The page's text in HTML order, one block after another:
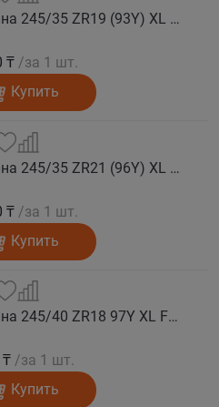
CONTINENTAL Автошина 245/35 ZR19 (93Y) XL FR SportContact 7 лето
₸ /за 1 шт.
Купить
CONTINENTAL Автошина 245/35 ZR21 (96Y) XL FR SportContact 7 MGT лето
₸ /за 1 шт.
Купить
CONTINENTAL Автошина 245/40 ZR18 97Y XL FR SportContact 7 лето
₸ /за 1 шт.
Купить